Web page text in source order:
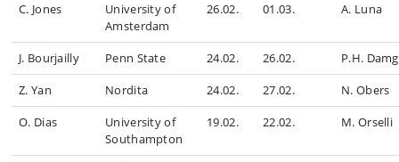
C. Jones
University of
Amsterdam
26.02. 01.03. A. Luna
J. Bourjailly Penn State 24.02. 26.02.
P.H.
Z. Yan
Nordita 24.02. 27.02.
N. Obers
O. Dias
University of
Southampton
19.02. 22.02. M. Orselli